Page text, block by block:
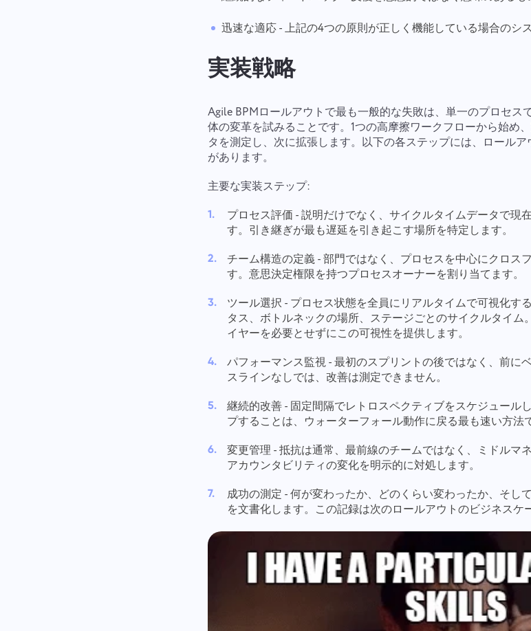
迅速な適応 - 上記の4つの原則が正しく機能している場合のシ
実装戦略
Agile BPMロールアウトで最も一般的な失敗は、単一のプロセス
体の変革を試みることです。1つの高摩擦ワークフローから始め
タを測定し、次に拡張します。以下の各ステップには、ロール
があります。
主要な実装ステップ:
プロセス評価 - 説明だけでなく、サイクルタイムデータで現
す。引き継ぎが最も遅延を引き起こす場所を特定します。
チーム構造の定義 - 部門ではなく、プロセスを中心にクロス
す。意思決定権限を持つプロセスオーナーを割り当てます。
ツール選択 - プロセス状態を全員にリアルタイムで可視化す
タス、ボトルネックの場所、ステージごとのサイクルタイム
イヤーを必要とせずにこの可視性を提供します。
パフォーマンス監視 - 最初のスプリントの後ではなく、前に
スラインなしでは、改善は測定できません。
継続的改善 - 固定間隔でレトロスペクティブをスケジュール
プすることは、ウォーターフォール動作に戻る最も速い方法
変更管理 - 抵抗は通常、最前線のチームではなく、ミドルマ
アカウンタビリティの変化を明示的に対処します。
成功の測定 - 何が変わったか、どのくらい変わったか、そし
を文書化します。この記録は次のロールアウトのビジネスケ
翻訳エラーを報告し
正しいオプションとともに問題の説明を
私達と接続
名前
メールアドレス
あなたのメッセージ
遭遇した問題を詳細に説明し、特定の情報を提供し
ルを自由に添付してください。あなたの積極的な
クスペリエンスを改善し、すべての人にとってよ
保するのに役立ちます。
ブラウズファイル またはドラッグア
Your message has
successfully
We will contact you soon
Taskeeの一員でいてくれて
ございます
私たちはそれに慣れ親しみ、製品に実装するよう
私たちが日々成長するのを助けてくれ
あなたの機能を提案して
機能
ファイルをアップロード or drag
ボタンをクリックすることで、あなた
たことを確認します
個人情報.